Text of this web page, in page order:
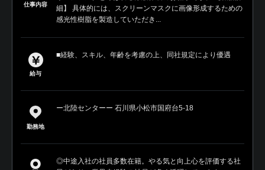
仕事内容
細】 具体的には、スクリーンマスクに画像形成するための
感光性樹脂を製造していただき...
給与
■経験、スキル、年齢を考慮の上、同社規定により優遇
勤務地
ー北陸センターー 石川県小松市国府台5-18
◎中途入社の社員多数在籍。やる気と向上心を評価する社